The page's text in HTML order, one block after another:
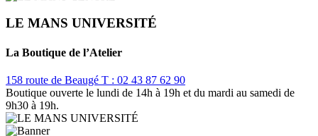
LE MANS UNIVERSITÉ
La Boutique de l’Atelier
158 route de Beaugé T : 02 43 87 62 90
Boutique ouverte le lundi de 14h à 19h et du mardi au samedi de
9h30 à 19h.